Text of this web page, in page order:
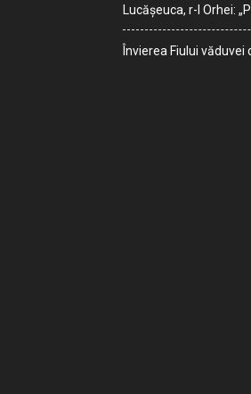
Lucășeuca, r-l Orhei:
Învierea Fiului văduvei